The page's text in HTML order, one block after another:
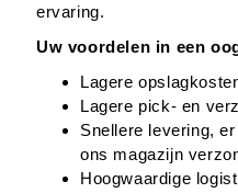
ervaring.
Uw voordelen in een
Lagere
Lagere pick- en
Snellere levering,
ons magazijn
Hoogwaardige